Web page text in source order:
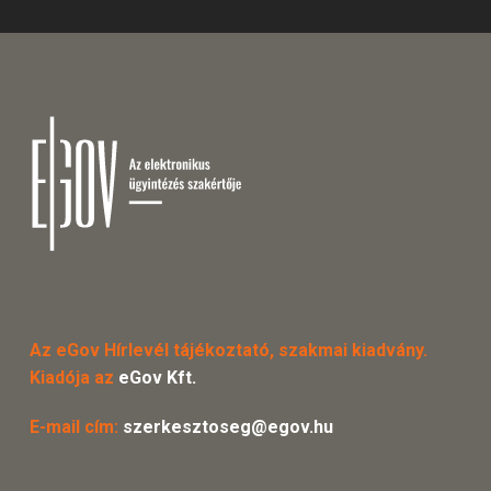
Az eGov Hírlevél tájékoztató, szakmai kiadvány.
Kiadója az eGov Kft.
E-mail cím: szerkesztoseg@egov.hu